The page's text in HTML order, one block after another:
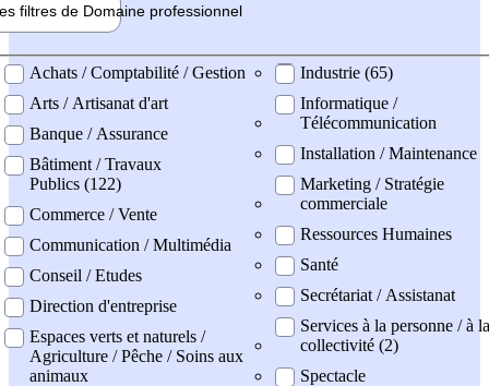
filtres de Domaine professionnel
professionel
Achats / Comptabilité / Gestion
Arts / Artisanat d'art
Banque / Assurance
Bâtiment / Travaux
Publics (122)
Commerce / Vente
Communication / Multimédia
Conseil / Etudes
Direction d'entreprise
Espaces verts et naturels /
Agriculture / Pêche / Soins aux
animaux
Industrie (65)
Informatique /
Télécommunication
Installation / Maintenance
Marketing / Stratégie
commerciale
Ressources Humaines
Santé
Secrétariat / Assistanat
Services à la personne / à la
collectivité (2)
Spectacle